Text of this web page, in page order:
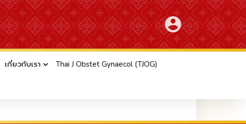
account_circle
เกี่ยวกับเรา Thai J Obstet Gynaecol (TJOG)